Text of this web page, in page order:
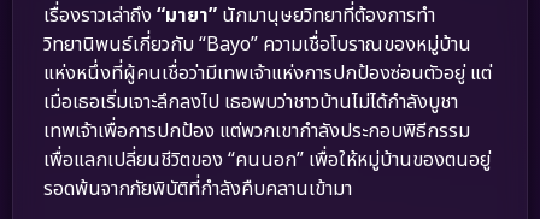
เรื่องราวเล่าถึง “มายา” นักมานุษยวิทยาที่ต้องการทำ
วิทยานิพนธ์เกี่ยวกับ “Bayo” ความเชื่อโบราณของหมู่บ้าน
แห่งหนึ่งที่ผู้คนเชื่อว่ามีเทพเจ้าแห่งการปกป้องซ่อนตัวอยู่ แต่
เมื่อเธอเริ่มเจาะลึกลงไป เธอพบว่าชาวบ้านไม่ได้กำลังบูชา
เทพเจ้าเพื่อการปกป้อง แต่พวกเขากำลังประกอบพิธีกรรม
เพื่อแลกเปลี่ยนชีวิตของ “คนนอก” เพื่อให้หมู่บ้านของตนอยู่
รอดพ้นจากภัยพิบัติที่กำลังคืบคลานเข้ามา